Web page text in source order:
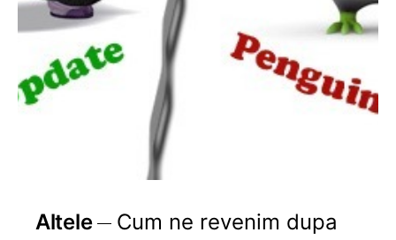
Altele
Cum ne revenim dupa